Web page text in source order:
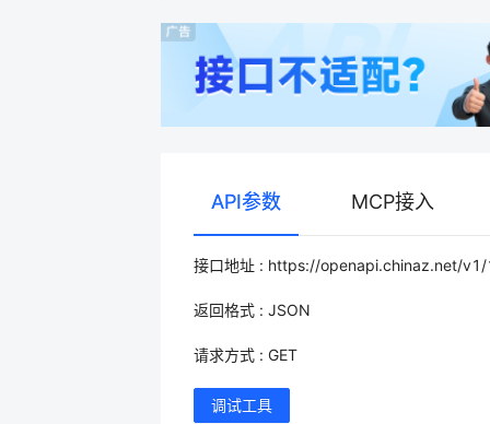
API参数 MCP接入
接口地址 : https://openapi.chinaz.net/
返回格式 : JSON
请求方式 : GET
调试工具